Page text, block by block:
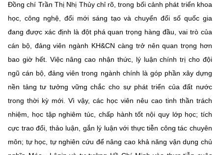
Đồng chí Trần Thị Nhị Thủy chỉ rõ, trong bối cảnh phát triển khoa
học, công nghệ, đổi mới sáng tạo và chuyển đổi số quốc gia
đang được xác định là đột phá quan trọng hàng đầu, vai trò của
cán bộ, đảng viên ngành KH&CN càng trở nên quan trọng hơn
bao giờ hết. Việc nâng cao nhận thức, lý luận chính trị cho đội
ngũ cán bộ, đảng viên trong ngành chính là góp phần xây dựng
nền tảng tư tưởng vững chắc cho sự phát triển của đất nước
trong thời kỳ mới. Vì vậy, các học viên nêu cao tinh thần trách
nhiệm, học tập nghiêm túc, chấp hành tốt nội quy lớp học; tích
cực trao đổi, thảo luận, gắn lý luận với thực tiễn công tác chuyên
môn; tự học, tự nghiên cứu để nâng cao khả năng vận dụng chủ